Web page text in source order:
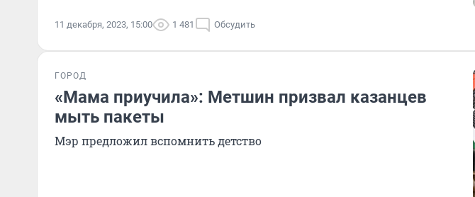
11 декабря, 2023, 15:00 1 481 Обсудить
ГОРОД
«Мама приучила»: Метшин призвал казанцев
мыть пакеты
Мэр предложил вспомнить детство